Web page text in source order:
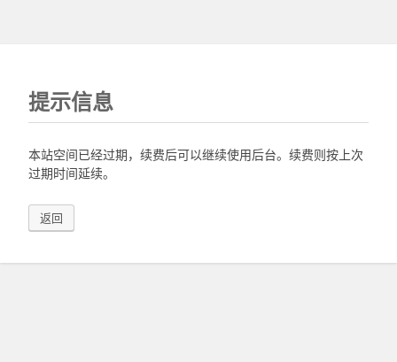
提示信息
本站空间已经过期，续费后可以继续使用后台。续费则按上次
过期时间延续。
返回